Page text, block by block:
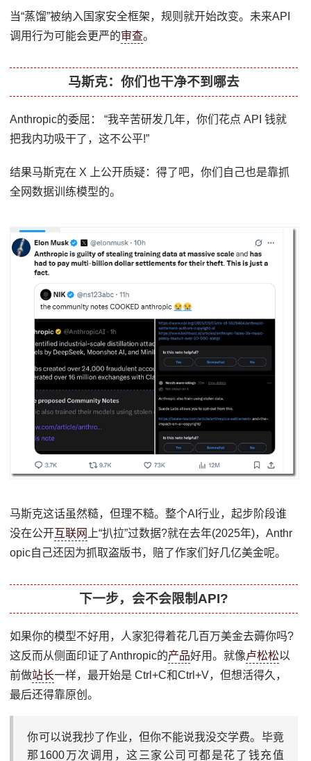
当“蒸馏”被纳入国家安全框架，规则就开始改变。未来API
调用行为可能会更严的审查。
马斯克：你们也干净不到哪去
Anthropic的委屈： “我辛苦研发几年，你们花点 API 钱就
把我内功吸干了，这不公平!”
结果马斯克在 X 上公开质疑：得了吧，你们自己也是靠抓
全网数据训练模型的。
马斯克这话虽然糙，但理不糙。整个AI行业，起步阶段谁
没在公开互联网
上“扒拉”过数据?就在去年(2025年)，Anthr
opic自己还因为抓取盗版书，赔了作家们好几亿美金呢。
下一步，会不会限制API?
如果你的模型不好用，人家犯得着花几百万美金去薅你吗?
这反而从侧面印证了Anthropic的产品好用。就像卢松松以
前做站长一样，最开始是 Ctrl+C和Ctrl+V，但想活得久，
最后还得靠原创。
你可以说我抄了作业，但你不能说我没交学费。毕竟
那1600万次调用，这三家公司可都是花了钱充值